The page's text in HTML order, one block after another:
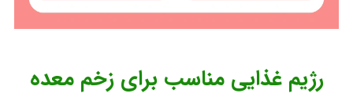
رژیم غذایی مناسب برای زخم معده